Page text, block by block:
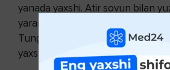
yanada yaxshi. Atir sovun bilan
yaramaydi. Kechqurun esa choy
Tungi kremlarni kechqurun 10-15
yaxshiroq. Qog‘oz salfetka